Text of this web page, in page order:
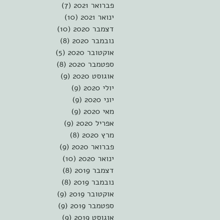
פברואר 2021
(7)
ינואר 2021
(10)
דצמבר 2020
(10)
נובמבר 2020
(8)
אוקטובר 2020
(5)
ספטמבר 2020
(8)
אוגוסט 2020
(9)
יולי 2020
(9)
יוני 2020
(9)
מאי 2020
(9)
אפריל 2020
(9)
מרץ 2020
(8)
פברואר 2020
(9)
ינואר 2020
(10)
דצמבר 2019
(8)
נובמבר 2019
(8)
אוקטובר 2019
(9)
ספטמבר 2019
(9)
אוגוסט 2019
(9)